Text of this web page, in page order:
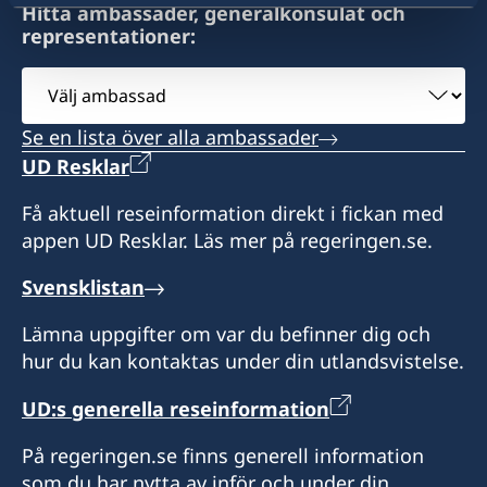
Hitta ambassader, generalkonsulat och
representationer:
Välj
ambassad
Se en lista över alla ambassader
UD Resklar
Få aktuell reseinformation direkt i fickan med
appen UD Resklar. Läs mer på regeringen.se.
Svensklistan
Lämna uppgifter om var du befinner dig och
hur du kan kontaktas under din utlandsvistelse.
UD:s generella reseinformation
På regeringen.se finns generell information